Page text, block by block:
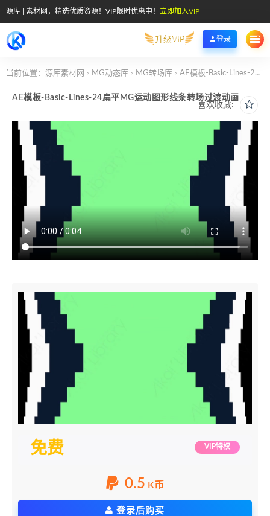
源库 | 素材网，精选优质资源！VIP限时优惠中！ 立即加入VIP
升级VIP 登录
当前位置： 源库素材网 > MG动态库 > MG转场库 > AE模板-Basic-Lines-24扁平MG运动图形线条转场过渡动画
喜欢收藏:
AE模板-Basic-Lines-24扁平MG运动图形线条转场过渡动画
免费 VIP特权
0.5 K币
登录后购买